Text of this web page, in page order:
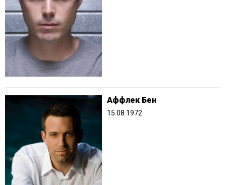
Аффлек Бен
15.08.1972